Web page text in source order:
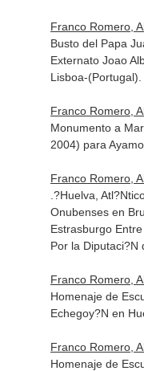
Franco Romero,
Busto del Papa
Externato Joao
Lisboa-
Franco Romero,
Monumento a
2004) para
Franco Romero,
.?Huelva,
Onubenses en
Estrasburgo
Por la Diputaci?N
Franco Romero,
Homenaje de
Echegoy?N en
Franco Romero,
Homenaje de